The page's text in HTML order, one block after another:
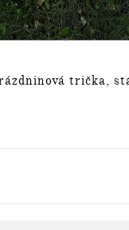
trička,